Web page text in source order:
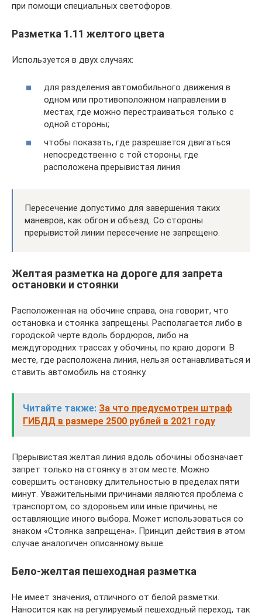
при помощи специальных светофоров.
Разметка 1.11 желтого цвета
Используется в двух случаях:
для разделения автомобильного движения в
одном или противоположном направлении в
местах, где можно перестраиваться только с
одной стороны;
чтобы показать, где разрешается двигаться
непосредственно с той стороны, где
расположена прерывистая линия
Пересечение допустимо для завершения таких
маневров, как обгон и объезд. Со стороны
прерывистой линии пересечение не запрещено.
Желтая разметка на дороге для запрета
остановки и стоянки
Расположенная на обочине справа, она говорит, что
остановка и стоянка запрещены. Располагается либо в
городской черте вдоль бордюров, либо на
междугородних трассах у обочины, по краю дороги. В
месте, где расположена линия, нельзя останавливаться и
ставить автомобиль на стоянку.
Читайте также: За что предусмотрен штраф
ГИБДД в размере 2500 рублей в 2021 году
Прерывистая желтая линия вдоль обочины обозначает
запрет только на стоянку в этом месте. Можно
совершить остановку длительностью в пределах пяти
минут. Уважительными причинами являются проблема с
транспортом, со здоровьем или иные причины, не
оставляющие иного выбора. Может использоваться со
знаком «Стоянка запрещена». Принцип действия в этом
случае аналогичен описанному выше.
Бело-желтая пешеходная разметка
Не имеет значения, отличного от белой разметки.
Наносится как на регулируемый пешеходный переход, так